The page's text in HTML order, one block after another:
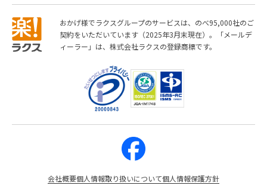
おかげ様でラクスグループのサービスは、のべ95,000社のご
契約をいただいています（2025年3月末現在）。「メールデ
ィーラー」は、株式会社ラクスの登録商標です。
会社概要個人情報取り扱いについて個人情報保護方針